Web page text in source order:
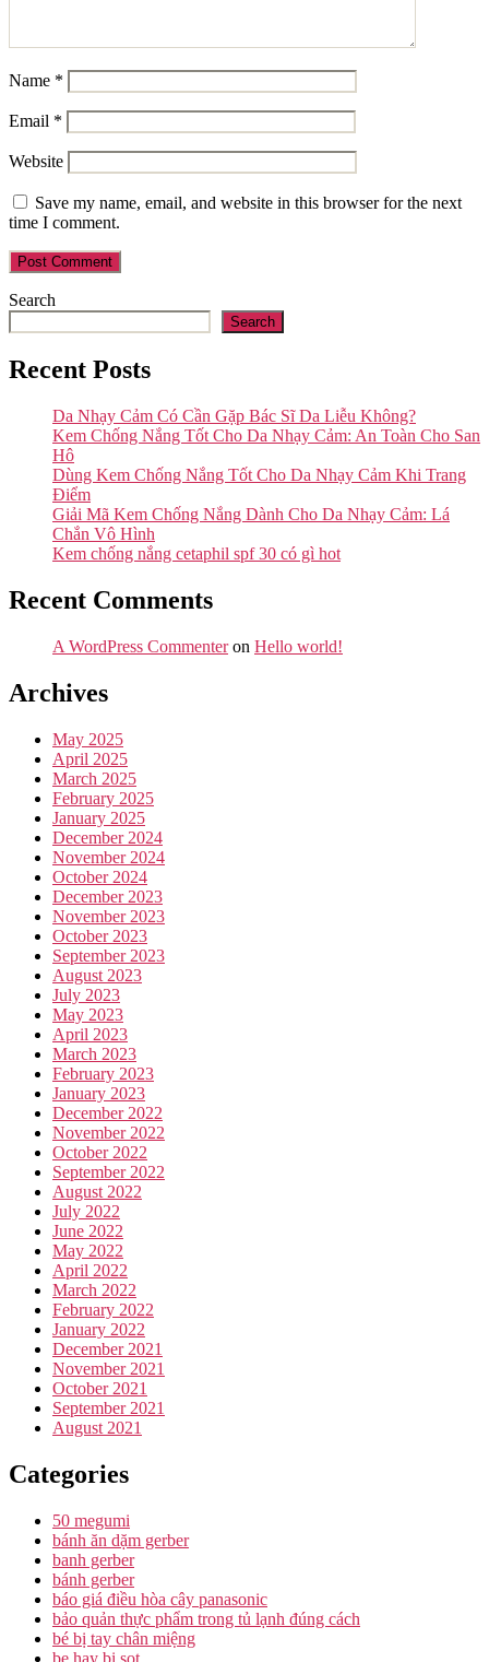
Name *
Email *
Website
Save my name, email, and website in this browser for the next
time I comment.
Search
Search
Recent Posts
Da Nhạy Cảm Có Cần Gặp Bác Sĩ Da Liễu Không?
Kem Chống Nắng Tốt Cho Da Nhạy Cảm: An Toàn Cho San
Hô
Dùng Kem Chống Nắng Tốt Cho Da Nhạy Cảm Khi Trang
Điểm
Giải Mã Kem Chống Nắng Dành Cho Da Nhạy Cảm: Lá
Chắn Vô Hình
Kem chống nắng cetaphil spf 30 có gì hot
Recent Comments
A WordPress Commenteron Hello world!
Archives
May 2025
April 2025
March 2025
February 2025
January 2025
December 2024
November 2024
October 2024
December 2023
November 2023
October 2023
September 2023
August 2023
July 2023
May 2023
April 2023
March 2023
February 2023
January 2023
December 2022
November 2022
October 2022
September 2022
August 2022
July 2022
June 2022
May 2022
April 2022
March 2022
February 2022
January 2022
December 2021
November 2021
October 2021
September 2021
August 2021
Categories
50 megumi
bánh ăn dặm gerber
banh gerber
bánh gerber
báo giá điều hòa cây panasonic
bảo quản thực phẩm trong tủ lạnh đúng cách
bé bị tay chân miệng
be hay bi sot